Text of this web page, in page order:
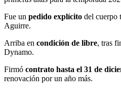
Fue un pedido explícito del cuerpo
Aguirre.
Arriba en condición de libre, tras
Dynamo.
Firmó contrato hasta el 31 de
renovación por un año más.